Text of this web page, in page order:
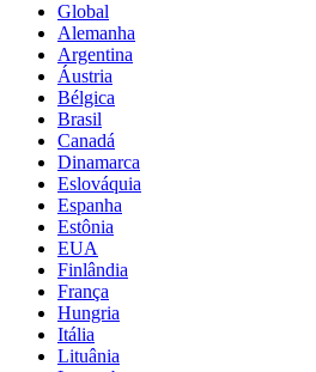
Global
Alemanha
Argentina
Áustria
Bélgica
Brasil
Canadá
Dinamarca
Eslováquia
Espanha
Estônia
EUA
Finlândia
França
Hungria
Itália
Lituânia